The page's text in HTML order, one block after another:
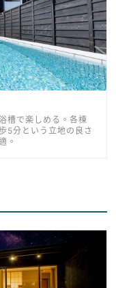
槽で楽しめる。各棟
5分という立地の良さ
。